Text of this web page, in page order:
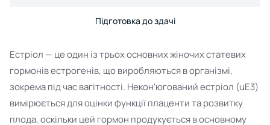
Підготовка до здачі
Естріол — це один із трьох основних жіночих статевих
гормонів естрогенів, що виробляються в організмі,
зокрема під час вагітності. Некон'югований естріол (uE3)
вимірюється для оцінки функції плаценти та розвитку
плода, оскільки цей гормон продукується в основному